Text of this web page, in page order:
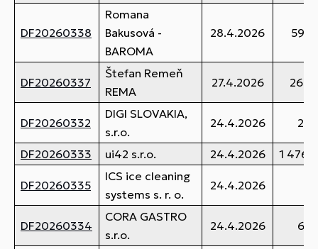
DF20260338
Romana
Bakusová -
BAROMA
28.4.2026
DF20260337
Štefan Remeň
REMA
27.4.2026
DF20260332
DIGI SLOVAKIA,
s.r.o.
24.4.2026
DF20260333 ui42 s.r.o. 24.4.2026 1
DF20260335
ICS ice cleaning
systems s. r. o.
24.4.2026
DF20260334
CORA GASTRO
s.r.o.
24.4.2026